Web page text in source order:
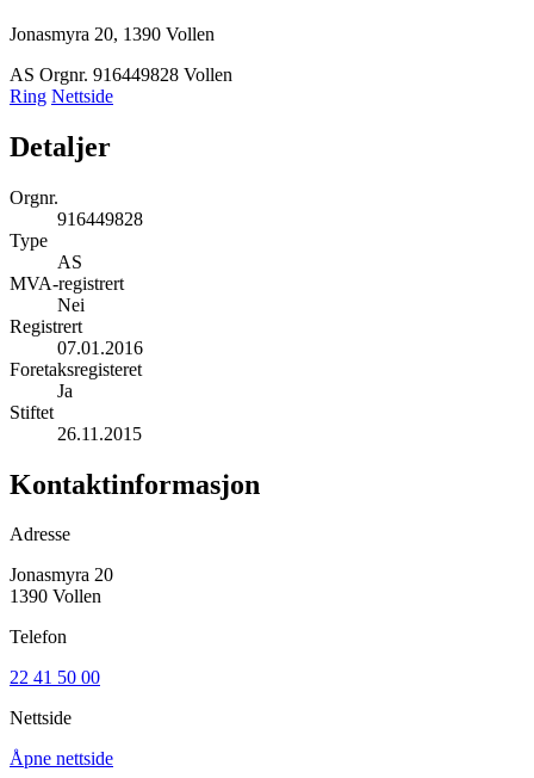
Jonasmyra 20, 1390 Vollen
AS Orgnr. 916449828 Vollen
Ring Nettside
Detaljer
Orgnr.
916449828
Type
AS
MVA-registrert
Nei
Registrert
07.01.2016
Foretaksregisteret
Ja
Stiftet
26.11.2015
Kontaktinformasjon
Adresse
Jonasmyra 20
1390 Vollen
Telefon
22 41 50 00
Nettside
Åpne nettside